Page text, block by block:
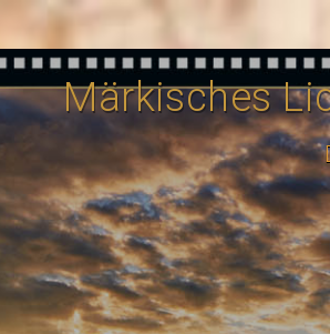
Märkisches